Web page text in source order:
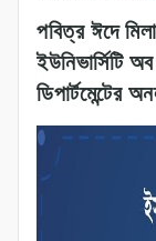
পবিত্র ঈদে
ইউনিভার্সিটি